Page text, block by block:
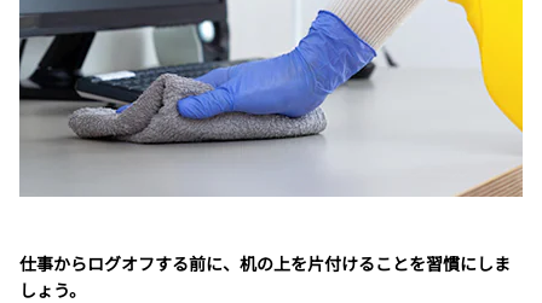
仕事からログオフする前に、机の上を片付けることを習慣にしま
しょう。